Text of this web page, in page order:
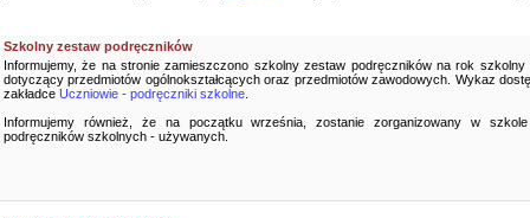
Szkolny zestaw podręczników
Informujemy, że na stronie zamieszczono szkolny zestaw podręczników na rok szkolny
dotyczący przedmiotów ogólnokształcących oraz przedmiotów zawodowych. Wykaz
zakładce Uczniowie - podręczniki szkolne
Informujemy również, że na początku września, zostanie zorganizowany w
podręczników szkolnych - używanych.